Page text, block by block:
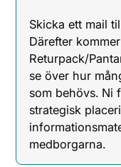
Skicka ett mail
Därefter
Returpack/
se över hur
som behövs. Ni
strategisk
medborgarna.